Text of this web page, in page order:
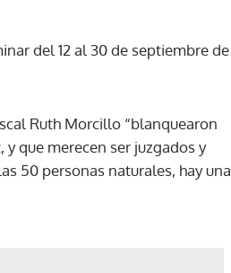
del 12 al 30 de septiembre de
Ruth Morcillo “blanquearon
que merecen ser juzgados y
50 personas naturales, hay una